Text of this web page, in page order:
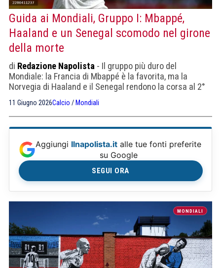
Guida ai Mondiali, Gruppo I: Mbappé,
Haaland e un Senegal scomodo nel girone
della morte
di Redazione Napolista - Il gruppo più duro del
Mondiale: la Francia di Mbappé è la favorita, ma la
Norvegia di Haaland e il Senegal rendono la corsa al 2°
11 Giugno 2026Calcio / Mondiali
Aggiungi Ilnapolista.it alle tue fonti preferite
su Google
SEGUI ORA
MONDIALI